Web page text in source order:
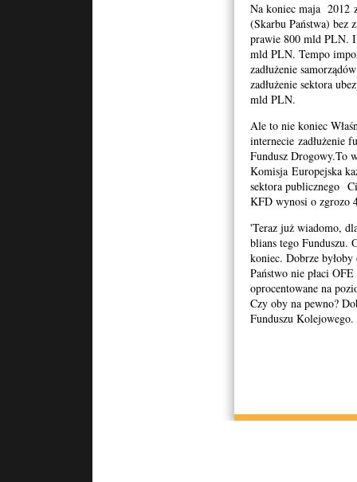
Na koniec maja 2012
(Skarbu Państwa) bez
prawie 800 mld PLN.
mld PLN. Tempo
zadłużenie
zadłużenie sektora
mld PLN.
Ale to nie koniec
internecie zadłużenie
Fundusz Drogowy.To
Komisja Europejska
sektora publicznego
KFD wynosi o zgrozo
'Teraz już wiadomo,
blians tego Funduszu.
koniec. Dobrze
Państwo nie płaci
oprocentowane na
Czy oby na pewno?
Funduszu Kolejowego.